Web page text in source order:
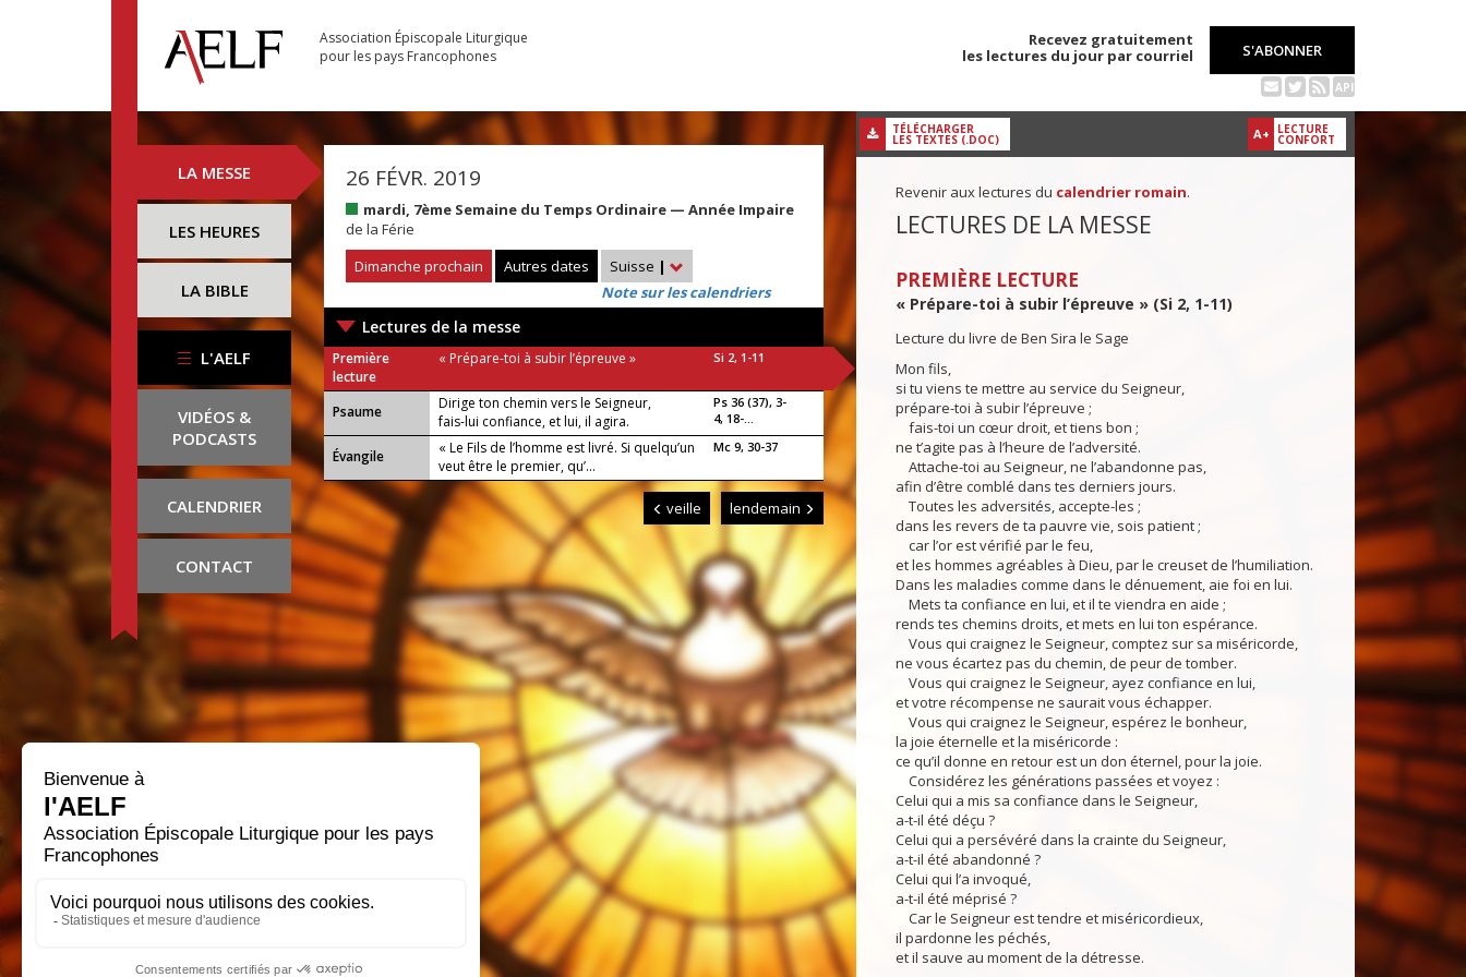
Association Épiscopale Liturgique
pour les pays Francophones
Recevez gratuitement
les lectures du jour par courriel
S'ABONNER
API
LA MESSE
LES HEURES
LA BIBLE
L'AELF
VIDÉOS &
PODCASTS
CALENDRIER
CONTACT
26 FÉVR. 2019
mardi, 7ème Semaine du Temps Ordinaire — Année Impaire
de la Férie
Dimanche prochain
Autres dates Suisse |
Note sur les calendriers
Lectures de la messe
Première
lecture
« Prépare-toi à subir l’épreuve » Si 2, 1-11
Psaume
Dirige ton chemin vers le Seigneur,
fais-lui confiance, et lui, il agira.
Ps 36 (37), 3-
4, 18-...
Évangile
« Le Fils de l’homme est livré. Si quelqu’un
veut être le premier, qu’...
Mc 9, 30-37
veille lendemain
A+ LECTURE
CONFORT
TÉLÉCHARGER
LES TEXTES (.DOC)
Revenir aux lectures du calendrier romain.
LECTURES DE LA MESSE
PREMIÈRE LECTURE
« Prépare-toi à subir l’épreuve » (Si 2, 1-11)
Lecture du livre de Ben Sira le Sage
Mon fils,
si tu viens te mettre au service du Seigneur,
prépare-toi à subir l’épreuve ;
fais-toi un cœur droit, et tiens bon ;
ne t’agite pas à l’heure de l’adversité.
Attache-toi au Seigneur, ne l’abandonne pas,
afin d’être comblé dans tes derniers jours.
Toutes les adversités, accepte-les ;
dans les revers de ta pauvre vie, sois patient ;
car l’or est vérifié par le feu,
et les hommes agréables à Dieu, par le creuset de l’humiliation.
Dans les maladies comme dans le dénuement, aie foi en lui.
Mets ta confiance en lui, et il te viendra en aide ;
rends tes chemins droits, et mets en lui ton espérance.
Vous qui craignez le Seigneur, comptez sur sa miséricorde,
ne vous écartez pas du chemin, de peur de tomber.
Vous qui craignez le Seigneur, ayez confiance en lui,
et votre récompense ne saurait vous échapper.
Vous qui craignez le Seigneur, espérez le bonheur,
la joie éternelle et la miséricorde :
ce qu’il donne en retour est un don éternel, pour la joie.
Considérez les générations passées et voyez :
Celui qui a mis sa confiance dans le Seigneur,
a-t-il été déçu ?
Celui qui a persévéré dans la crainte du Seigneur,
a-t-il été abandonné ?
Celui qui l’a invoqué,
a-t-il été méprisé ?
Car le Seigneur est tendre et miséricordieux,
il pardonne les péchés,
et il sauve au moment de la détresse.